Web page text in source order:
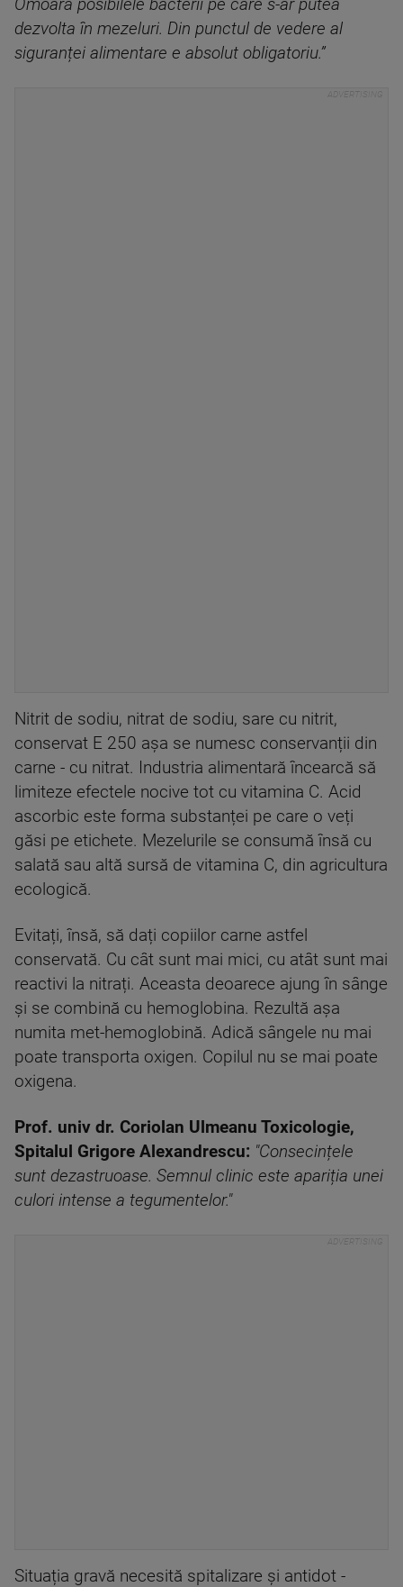
Omoară posibilele bacterii pe care s-ar putea
dezvolta în mezeluri. Din punctul de vedere al
siguranței alimentare e absolut obligatoriu.”
Nitrit de sodiu, nitrat de sodiu, sare cu nitrit,
conservat E 250 așa se numesc conservanții din
carne - cu nitrat. Industria alimentară încearcă să
limiteze efectele nocive tot cu vitamina C. Acid
ascorbic este forma substanței pe care o veți
găsi pe etichete. Mezelurile se consumă însă cu
salată sau altă sursă de vitamina C, din agricultura
ecologică.
Evitați, însă, să dați copiilor carne astfel
conservată. Cu cât sunt mai mici, cu atât sunt mai
reactivi la nitrați. Aceasta deoarece ajung în sânge
și se combină cu hemoglobina. Rezultă așa
numita met-hemoglobină. Adică sângele nu mai
poate transporta oxigen. Copilul nu se mai poate
oxigena.
Prof. univ dr. Coriolan Ulmeanu Toxicologie,
Spitalul Grigore Alexandrescu: "Consecințele
sunt dezastruoase. Semnul clinic este apariția unei
culori intense a tegumentelor."
Situația gravă necesită spitalizare și antidot -